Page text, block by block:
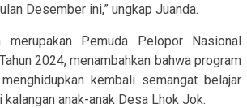
Desember ini,” ungkap Juanda.
merupakan Pemuda Pelopor Nasional
2024, menambahkan bahwa program
kembali semangat belajar
anak-anak Desa Lhok Jok.